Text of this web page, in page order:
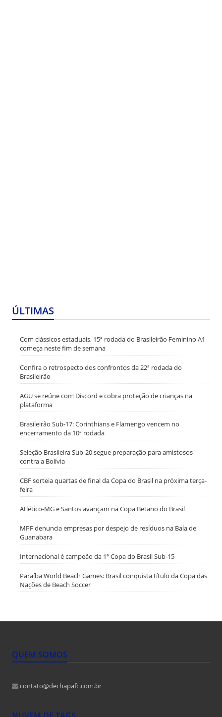
ÚLTIMAS
Com clássicos estaduais, 15ª rodada do Brasileirão Feminino A1
começa neste fim de semana
Confira o retrospecto dos confrontos da 22ª rodada do
Brasileirão
AGU se reúne com Discord e cobra proteção de crianças na
plataforma
Brasileirão Sub-17: Corinthians e Flamengo vencem no
encerramento da 10ª rodada
Seleção Brasileira Sub-20 segue preparação para amistosos
contra a Bolívia
CBF sorteia quartas de final da Copa do Brasil na próxima terça-
feira
Atlético-MG e Santos avançam na Copa Betano do Brasil
MPF denuncia empresas por despejo de resíduos na Baía de
Guanabara
Internacional é campeão da 1ª Copa do Brasil Sub-15
Paraíba World Beach Games: Brasil conquista título da Copa das
Nações de Beach Soccer
QUEM SOMOS
contato@dechapafc.com.br